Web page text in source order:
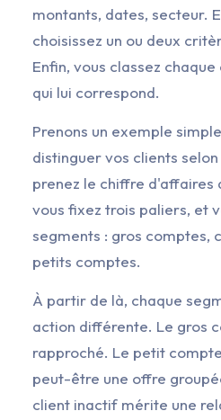
montants, dates, secteur.
choisissez un ou deux
Enfin, vous classez
qui lui correspond.
Prenons un exemple
distinguer vos clients
prenez le chiffre d'affaires
vous fixez trois paliers, et
segments : gros comptes,
petits comptes.
À partir de là, chaque
action différente. Le gros
rapproché. Le petit
peut-être une offre
client inactif mérite une